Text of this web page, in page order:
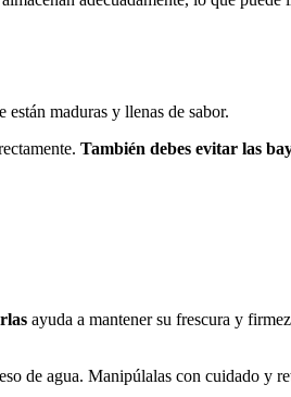
están maduras y llenas de sabor.
También debes evitar las
ayuda a mantener su frescura y
de agua. Manipúlalas con cuidado y